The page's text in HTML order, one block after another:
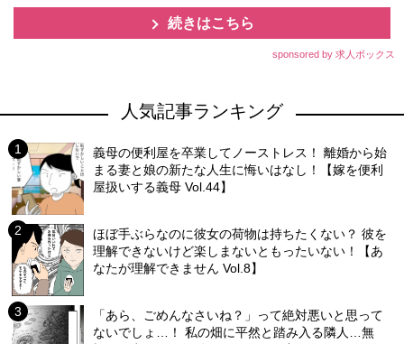
続きはこちら
sponsored by 求人ボックス
人気記事ランキング
義母の便利屋を卒業してノーストレス！ 離婚から始
まる妻と娘の新たな人生に悔いはなし！【嫁を便利
屋扱いする義母 Vol.44】
ほぼ手ぶらなのに彼女の荷物は持ちたくない？ 彼を
理解できないけど楽しまないともったいない！【あ
なたが理解できません Vol.8】
「あら、ごめんなさいね？」って絶対悪いと思って
ないでしょ…！ 私の畑に平然と踏み入る隣人…無